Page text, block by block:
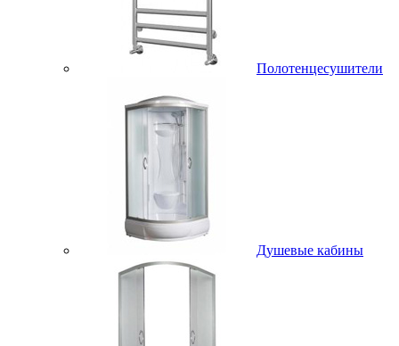
Полотенцесушители
Душевые кабины